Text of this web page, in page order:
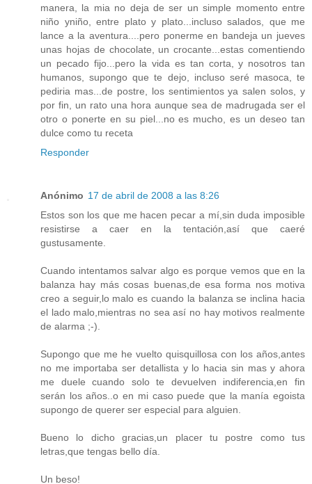
manera, la mia no deja de ser un simple momento entre
niño yniño, entre plato y plato...incluso salados, que me
lance a la aventura....pero ponerme en bandeja un jueves
unas hojas de chocolate, un crocante...estas comentiendo
un pecado fijo...pero la vida es tan corta, y nosotros tan
humanos, supongo que te dejo, incluso seré masoca, te
pediria mas...de postre, los sentimientos ya salen solos, y
por fin, un rato una hora aunque sea de madrugada ser el
otro o ponerte en su piel...no es mucho, es un deseo tan
dulce como tu receta
Responder
Anónimo 17 de abril de 2008 a las 8:26
Estos son los que me hacen pecar a mí,sin duda imposible
resistirse a caer en la tentación,así que caeré
gustusamente.
Cuando intentamos salvar algo es porque vemos que en la
balanza hay más cosas buenas,de esa forma nos motiva
creo a seguir,lo malo es cuando la balanza se inclina hacia
el lado malo,mientras no sea así no hay motivos realmente
de alarma ;-).
Supongo que me he vuelto quisquillosa con los años,antes
no me importaba ser detallista y lo hacia sin mas y ahora
me duele cuando solo te devuelven indiferencia,en fin
serán los años..o en mi caso puede que la manía egoista
supongo de querer ser especial para alguien.
Bueno lo dicho gracias,un placer tu postre como tus
letras,que tengas bello día.
Un beso!